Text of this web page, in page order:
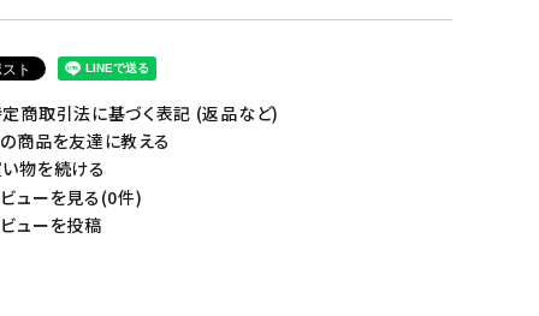
商取引法に基づく表記 (返品など)
商品を友達に教える
物を続ける
ビューを見る(0件)
ビューを投稿